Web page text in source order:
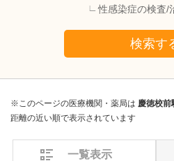
性感染症の検査/
検索す
※このページの医療機関・薬局は 慶徳校
距離の近い順で表示されています
一覧表示